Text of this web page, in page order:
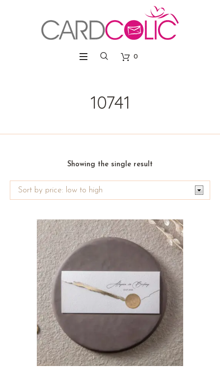
0
10741
Showing the single result